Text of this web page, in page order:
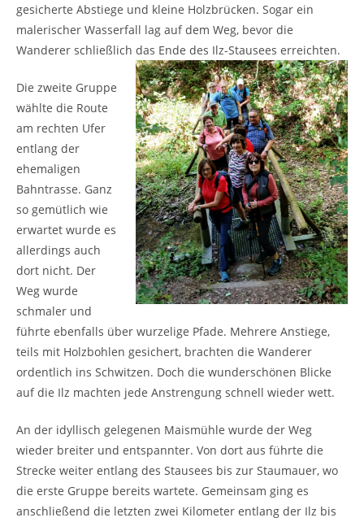
gesicherte Abstiege und kleine Holzbrücken. Sogar ein
malerischer Wasserfall lag auf dem Weg, bevor die
Wanderer schließlich das Ende des Ilz-Stausees erreichten.
Die zweite Gruppe
wählte die Route
am rechten Ufer
entlang der
ehemaligen
Bahntrasse. Ganz
so gemütlich wie
erwartet wurde es
allerdings auch
dort nicht. Der
Weg wurde
schmaler und
führte ebenfalls über wurzelige Pfade. Mehrere Anstiege,
teils mit Holzbohlen gesichert, brachten die Wanderer
ordentlich ins Schwitzen. Doch die wunderschönen Blicke
auf die Ilz machten jede Anstrengung schnell wieder wett.
An der idyllisch gelegenen Maismühle wurde der Weg
wieder breiter und entspannter. Von dort aus führte die
Strecke weiter entlang des Stausees bis zur Staumauer, wo
die erste Gruppe bereits wartete. Gemeinsam ging es
anschließend die letzten zwei Kilometer entlang der Ilz bis